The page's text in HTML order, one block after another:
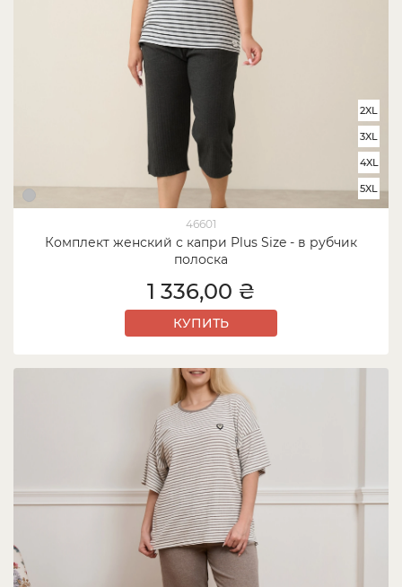
46601
Комплект женский с капри Plus Size - в рубчик
полоска
2XL
3XL
4XL
5XL
1 336,00 ₴
КУПИТЬ